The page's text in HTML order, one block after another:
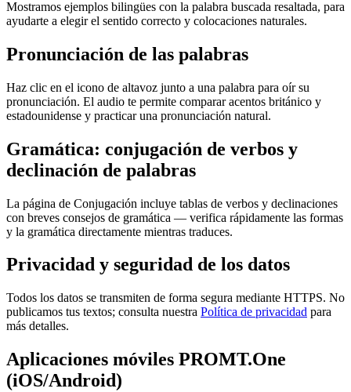
Mostramos ejemplos bilingües con la palabra buscada resaltada, para
ayudarte a elegir el sentido correcto y colocaciones naturales.
Pronunciación de las palabras
Haz clic en el icono de altavoz junto a una palabra para oír su
pronunciación. El audio te permite comparar acentos británico y
estadounidense y practicar una pronunciación natural.
Gramática: conjugación de verbos y
declinación de palabras
La página de Conjugación incluye tablas de verbos y declinaciones
con breves consejos de gramática — verifica rápidamente las formas
y la gramática directamente mientras traduces.
Privacidad y seguridad de los datos
Todos los datos se transmiten de forma segura mediante HTTPS. No
publicamos tus textos; consulta nuestra Política de privacidad para
más detalles.
Aplicaciones móviles PROMT.One
(iOS/Android)